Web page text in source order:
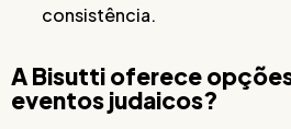
consistência.
A Bisutti oferece
eventos judaicos?